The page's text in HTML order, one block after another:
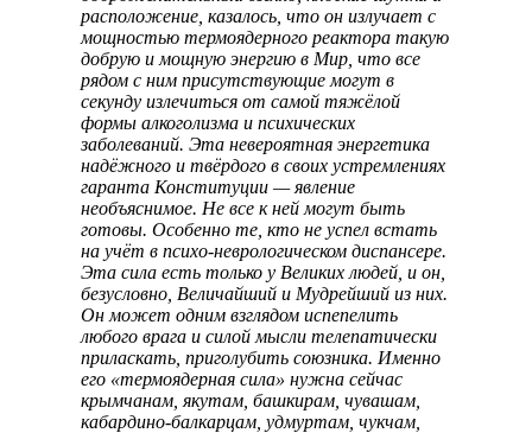
расположение, казалось, что он излучает с
мощностью термоядерного реактора такую
добрую и мощную энергию в Мир, что все
рядом с ним присутствующие могут в
секунду излечиться от самой тяжёлой
формы алкоголизма и психических
заболеваний. Эта невероятная энергетика
надёжного и твёрдого в своих устремлениях
гаранта Конституции — явление
необъяснимое. Не все к ней могут быть
готовы. Особенно те, кто не успел встать
на учёт в психо-неврологическом диспансере.
Эта сила есть только у Великих людей, и он,
безусловно, Величайший и Мудрейший из них.
Он может одним взглядом испепелить
любого врага и силой мысли телепатически
приласкать, приголубить союзника. Именно
его «термоядерная сила» нужна сейчас
крымчанам, якутам, башкирам, чувашам,
кабардино-балкарцам, удмуртам, чукчам,